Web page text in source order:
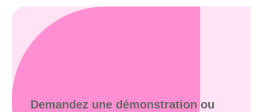
Demandez une démonstration ou